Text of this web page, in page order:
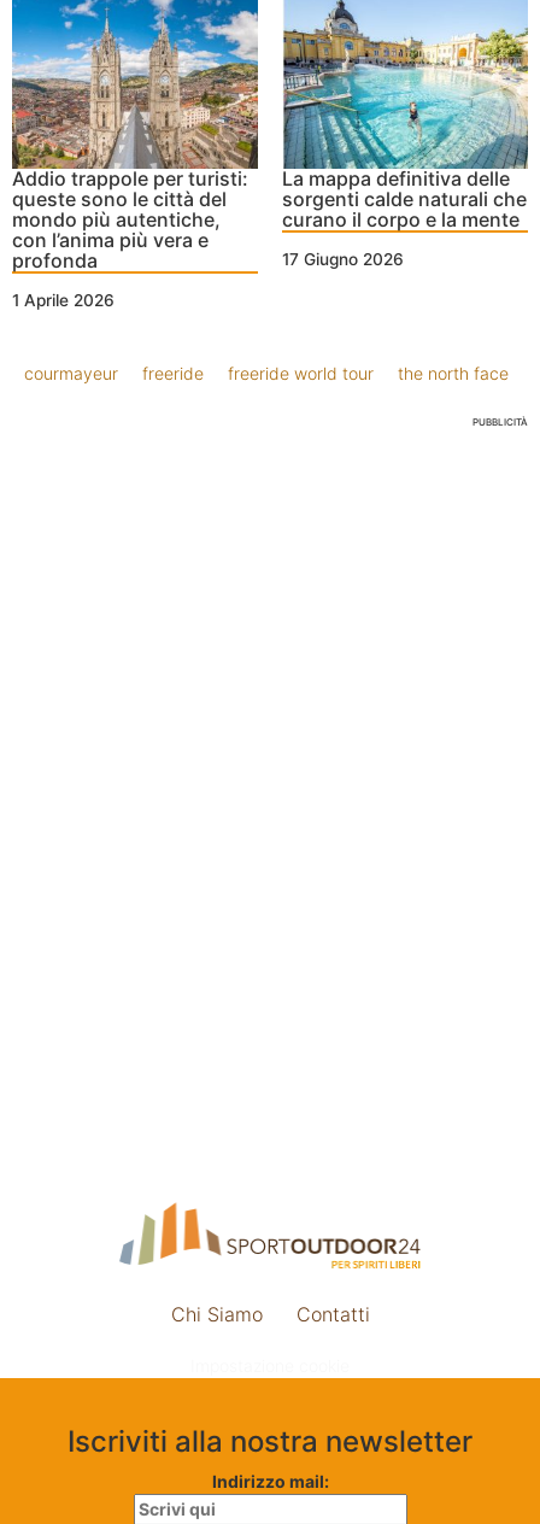
Addio trappole per turisti:
queste sono le città del
mondo più autentiche,
con l’anima più vera e
profonda
1 Aprile 2026
La mappa definitiva delle
sorgenti calde naturali che
curano il corpo e la mente
17 Giugno 2026
courmayeur freeride freeride world tour the north face
PUBBLICITÀ
Chi Siamo Contatti
Iscriviti alla nostra newsletter
Indirizzo mail: